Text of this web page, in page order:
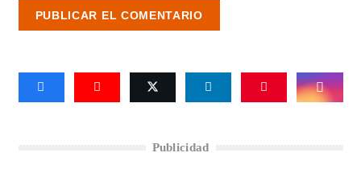
PUBLICAR EL COMENTARIO
Publicidad